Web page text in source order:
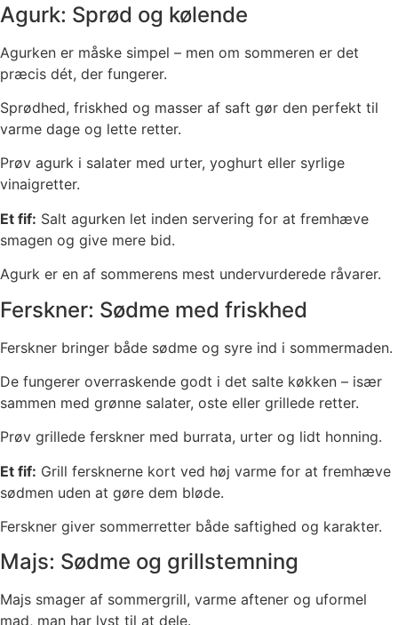
Agurk: Sprød og kølende
Agurken er måske simpel – men om sommeren er det
præcis dét, der fungerer.
Sprødhed, friskhed og masser af saft gør den perfekt til
varme dage og lette retter.
Prøv agurk i salater med urter, yoghurt eller syrlige
vinaigretter.
Et fif: Salt agurken let inden servering for at fremhæve
smagen og give mere bid.
Agurk er en af sommerens mest undervurderede råvarer.
Ferskner: Sødme med friskhed
Ferskner bringer både sødme og syre ind i sommermaden.
De fungerer overraskende godt i det salte køkken – især
sammen med grønne salater, oste eller grillede retter.
Prøv grillede ferskner med burrata, urter og lidt honning.
Et fif: Grill fersknerne kort ved høj varme for at fremhæve
sødmen uden at gøre dem bløde.
Ferskner giver sommerretter både saftighed og karakter.
Majs: Sødme og grillstemning
Majs smager af sommergrill, varme aftener og uformel
mad, man har lyst til at dele.